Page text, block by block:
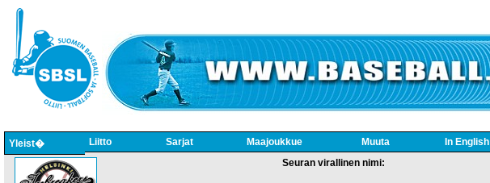
Yleist� Liitto Sarjat Maajoukkue Muuta
In English
Seuran virallinen nimi: